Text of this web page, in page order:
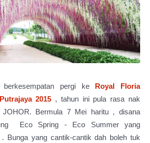
pergi ke Royal Floria
2015 , tahun ini pula rasa nak
JOHOR. Bermula 7 Mei haritu , disana
Eco Spring - Eco Summer yang
Bunga yang cantik-cantik dah boleh tuk